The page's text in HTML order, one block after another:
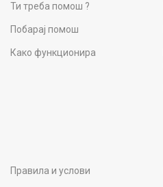
Ти треба помош ?
Побарај помош
Како функционира
Правила и услови